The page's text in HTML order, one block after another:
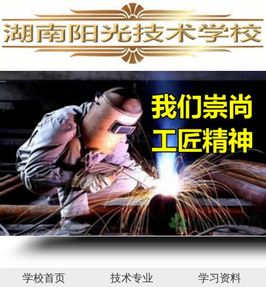
手机维修培训,手机维修培训学校,手机维修培训班
学校首页 技术专业
学习资料